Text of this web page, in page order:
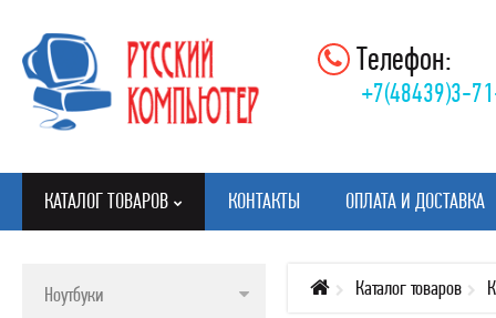
Телефон:
+7(48439)3-
КАТАЛОГ ТОВАРОВ
КАТАЛОГ ТОВАРОВ
КОНТАКТЫ ОПЛАТА И ДОСТАВКА
Ноутбуки Каталог товаров